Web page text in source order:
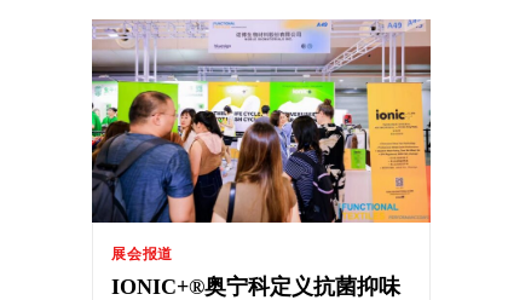
展会报道
IONIC+®奥宁科定义抗菌抑味